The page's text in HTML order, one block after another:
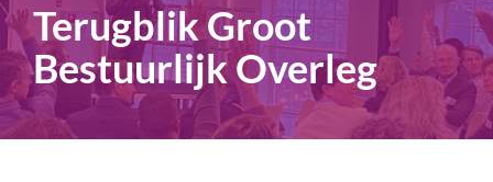
Terugblik Groot
Bestuurlijk Overleg